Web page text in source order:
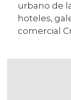
urbano de
hoteles,
comercial